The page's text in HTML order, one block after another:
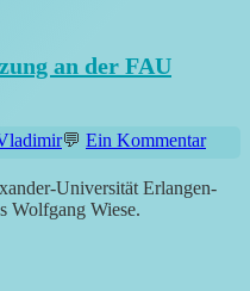
an der FAU
Ein Kommentar
Universität Erlangen-
Wolfgang Wiese.